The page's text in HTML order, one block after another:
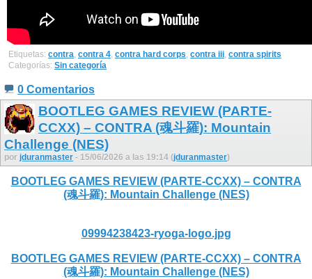
Etiquetas: contra, contra 4, contra hard corps, contra iii, contra spirits
Categorías: Sin categoría
0 Comentarios
BOOTLEG GAMES REVIEW (PARTE-
CCXX) – CONTRA (魂斗羅): Mountain
Challenge (NES)
por jduranmaster - 15/06/2026 a las 19:14 (jduranmaster)
BOOTLEG GAMES REVIEW (PARTE-CCXX) – CONTRA
(魂斗羅): Mountain Challenge (NES)
09994238423-ryoga-logo.jpg
BOOTLEG GAMES REVIEW (PARTE-CCXX) – CONTRA
(魂斗羅): Mountain Challenge (NES)